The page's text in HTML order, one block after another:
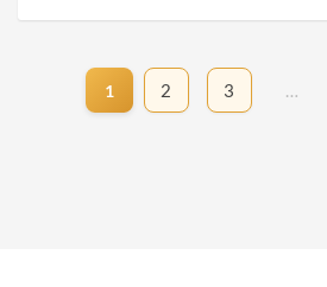
1 2 3 …